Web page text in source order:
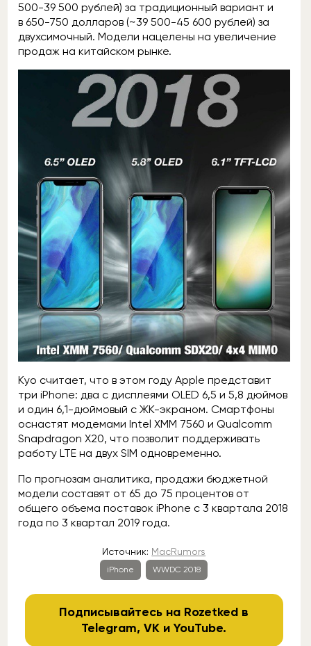
500-39 500 рублей) за традиционный вариант и
в 650-750 долларов (~39 500-45 600 рублей) за
двухсимочный. Модели нацелены на увеличение
продаж на китайском рынке.
Куо считает, что в этом году Apple представит
три iPhone: два с дисплеями OLED 6,5 и 5,8 дюймов
и один 6,1-дюймовый с ЖК-экраном. Смартфоны
оснастят модемами Intel XMM 7560 и Qualcomm
Snapdragon X20, что позволит поддерживать
работу LTE на двух SIM одновременно.
По прогнозам аналитика, продажи бюджетной
модели составят от 65 до 75 процентов от
общего объема поставок iPhone с 3 квартала 2018
года по 3 квартал 2019 года.
Источник: MacRumors
iPhone WWDC 2018
Подписывайтесь на Rozetked в
Telegram,VK иYouTube.